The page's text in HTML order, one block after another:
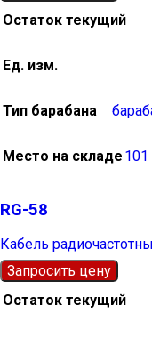
Остаток текущий
Ед. изм.
Тип барабана
Место на складе 101
RG-58
Кабель
Запросить цену
Остаток текущий